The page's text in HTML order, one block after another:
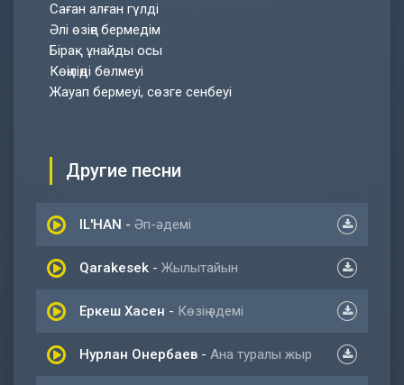
Саған алған гүлді
Әлі өзіңе бермедім
Бірақ ұнайды осы
Көңіліңді бөлмеуі
Жауап бермеуі, сөзге сенбеуі
Другие песни
IL'HAN - Әп-әдемі
Qarakesek - Жылытайын
Еркеш Хасен - Көзің әдемі
Нурлан Онербаев - Ана туралы жыр